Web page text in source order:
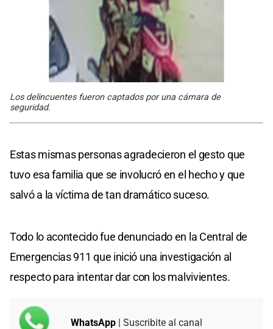
Los delincuentes fueron captados por una cámara de
seguridad.
Estas mismas personas agradecieron el gesto que
tuvo esa familia que se involucró en el hecho y que
salvó a la víctima de tan dramático suceso.
Todo lo acontecido fue denunciado en la Central de
Emergencias 911 que inició una investigación al
respecto para intentar dar con los malvivientes.
WhatsApp | Suscribite al canal